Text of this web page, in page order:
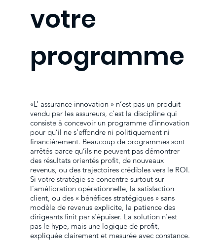
votre
programme
«L’ assurance innovation » n’est pas un produit
vendu par les assureurs, c’est la discipline qui
consiste à concevoir un programme d’innovation
pour qu’il ne s’effondre ni politiquement ni
financièrement. Beaucoup de programmes sont
arrêtés parce qu’ils ne peuvent pas démontrer
des résultats orientés profit, de nouveaux
revenus, ou des trajectoires crédibles vers le ROI.
Si votre stratégie se concentre surtout sur
l’amélioration opérationnelle, la satisfaction
client, ou des « bénéfices stratégiques » sans
modèle de revenus explicite, la patience des
dirigeants finit par s’épuiser. La solution n’est
pas le hype, mais une logique de profit,
expliquée clairement et mesurée avec constance.